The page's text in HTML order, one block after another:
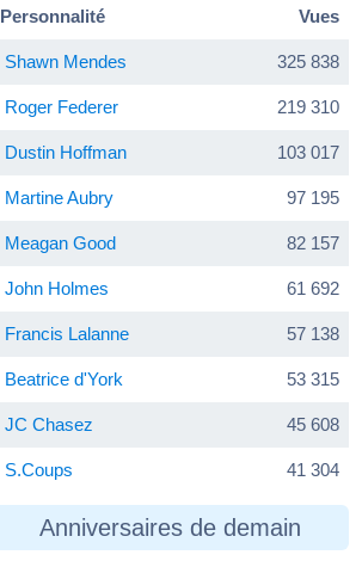
Personnalité Vues
Shawn Mendes 325 838
Roger Federer 219 310
Dustin Hoffman 103 017
Martine Aubry 97 195
Meagan Good 82 157
John Holmes 61 692
Francis Lalanne 57 138
Beatrice d'York 53 315
JC Chasez 45 608
S.Coups 41 304
Anniversaires de demain